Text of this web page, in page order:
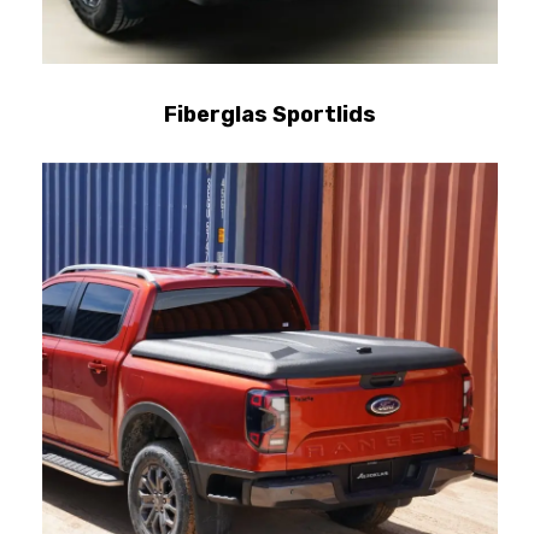
Fiberglas Sportlids